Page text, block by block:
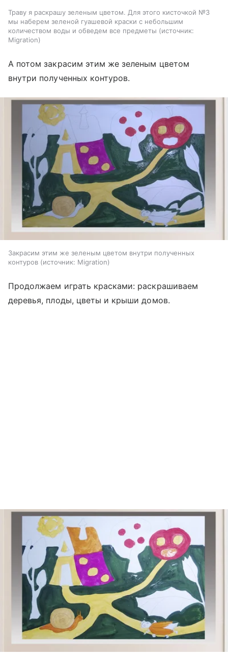
Траву я раскрашу зеленым цветом. Для этого кисточкой №3
мы наберем зеленой гуашевой краски с небольшим
количеством воды и обведем все предметы
источник:
Migration
А потом закрасим этим же зеленым цветом
внутри полученных контуров.
Закрасим этим же зеленым цветом внутри полученных
контуров
источник: Migration
Продолжаем играть красками: раскрашиваем
деревья, плоды, цветы и крыши домов.